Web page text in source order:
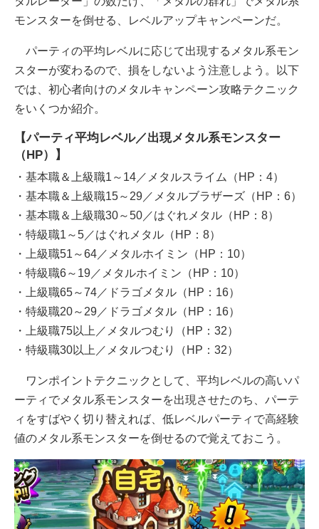
モンスターを倒せる、レベルアップキャンペーンだ。
パーティの平均レベルに応じて出現するメタル系モン
スターが変わるので、損をしないよう注意しよう。以下
では、初心者向けのメタルキャンペーン攻略テクニック
をいくつか紹介。
【パーティ平均レベル／出現メタル系モンスター
（HP）】
・基本職＆上級職1～14／メタルスライム（HP：4）
・基本職＆上級職15～29／メタルブラザーズ（HP：6）
・基本職＆上級職30～50／はぐれメタル（HP：8）
・特級職1～5／はぐれメタル（HP：8）
・上級職51～64／メタルホイミン（HP：10）
・特級職6～19／メタルホイミン（HP：10）
・上級職65～74／ドラゴメタル（HP：16）
・特級職20～29／ドラゴメタル（HP：16）
・上級職75以上／メタルつむり（HP：32）
・特級職30以上／メタルつむり（HP：32）
ワンポイントテクニックとして、平均レベルの高いパ
ーティでメタル系モンスターを出現させたのち、パーテ
ィをすばやく切り替えれば、低レベルパーティで高経験
値のメタル系モンスターを倒せるので覚えておこう。